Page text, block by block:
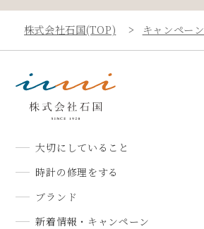
株式会社石国(TOP) キャンペーン
大切にしていること
時計の修理をする
ブランド
新着情報・キャンペーン